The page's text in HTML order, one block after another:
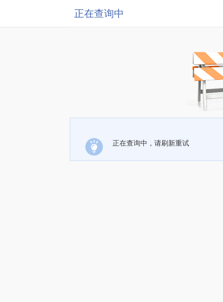
正在查询中
正在查询中，请刷新重试